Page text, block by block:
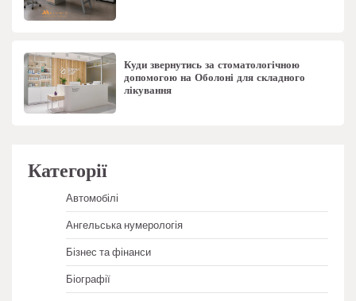
Куди звернутись за стоматологічною
допомогою на Оболоні для складного
лікування
Категорії
Автомобілі
Ангельська нумерологія
Бізнес та фінанси
Біографії